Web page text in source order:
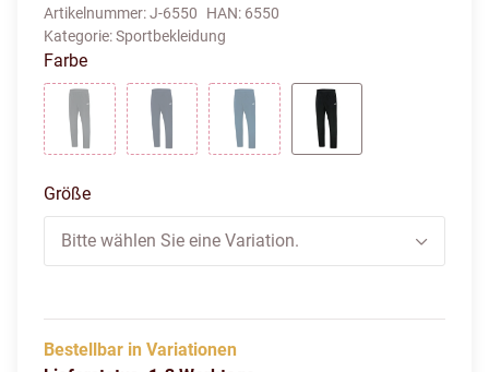
Artikelnummer:J-6550 HAN: 6550
Kategorie:Sportbekleidung
Farbe
Größe
Bitte wählen Sie eine Variation.
Bestellbar in Variationen